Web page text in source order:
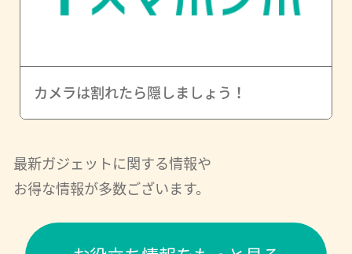
カメラは割れたら隠しましょう！
最新ガジェットに関する情報や
お得な情報が多数ございます。